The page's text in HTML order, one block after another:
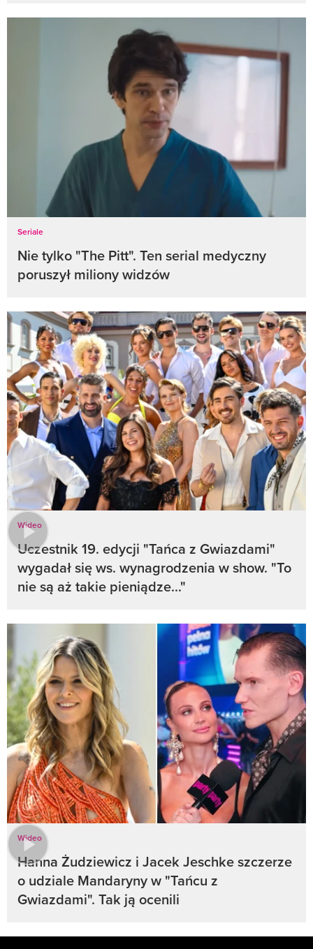
Seriale
Nie tylko "The Pitt". Ten serial medyczny
poruszył miliony widzów
Wideo
Uczestnik 19. edycji "Tańca z Gwiazdami"
wygadał się ws. wynagrodzenia w show. "To
nie są aż takie pieniądze..."
Wideo
Hanna Żudziewicz i Jacek Jeschke szczerze
o udziale Mandaryny w "Tańcu z
Gwiazdami". Tak ją ocenili